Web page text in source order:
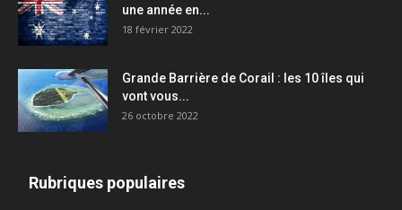
une année en...
18 février 2022
Grande Barrière de Corail : les 10 îles qui
vont vous...
26 octobre 2022
Rubriques populaires